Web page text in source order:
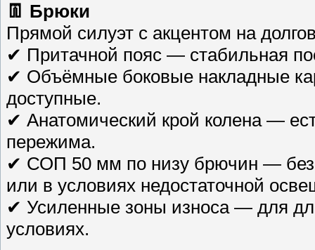
👖 Брюки
Прямой силуэт с акцентом на
✔ Притачной пояс — стабильная
✔ Объёмные боковые накладные
доступные.
✔ Анатомический крой колена —
пережима.
✔ СОП 50 мм по низу брючин —
или в условиях недостаточной
✔ Усиленные зоны износа — для
условиях.